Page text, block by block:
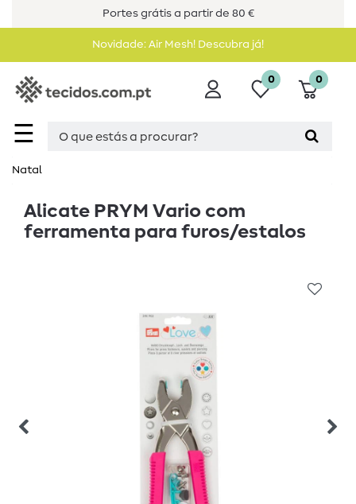
Portes grátis a partir de 80 €
Novidade: Air Mesh! Descubra já!
☰
0 0
Natal
Alicate PRYM Vario com
ferramenta para furos/estalos